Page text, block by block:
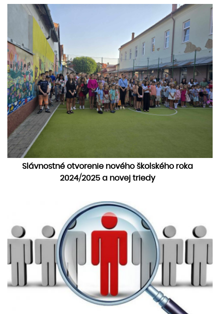
Slávnostné otvorenie nového školského roka
2024/2025 a novej triedy